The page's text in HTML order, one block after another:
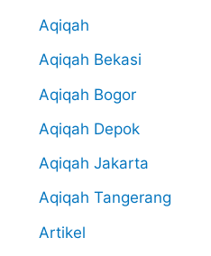
Aqiqah
Aqiqah Bekasi
Aqiqah Bogor
Aqiqah Depok
Aqiqah Jakarta
Aqiqah Tangerang
Artikel